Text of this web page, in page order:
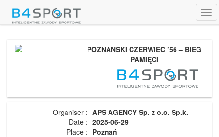
POZNAŃSKI CZERWIEC ’56 – BIEG
PAMIĘCI
Organiser : APS AGENCY Sp. z o.o. Sp.k.
Date : 2025-06-29
Place : Poznań